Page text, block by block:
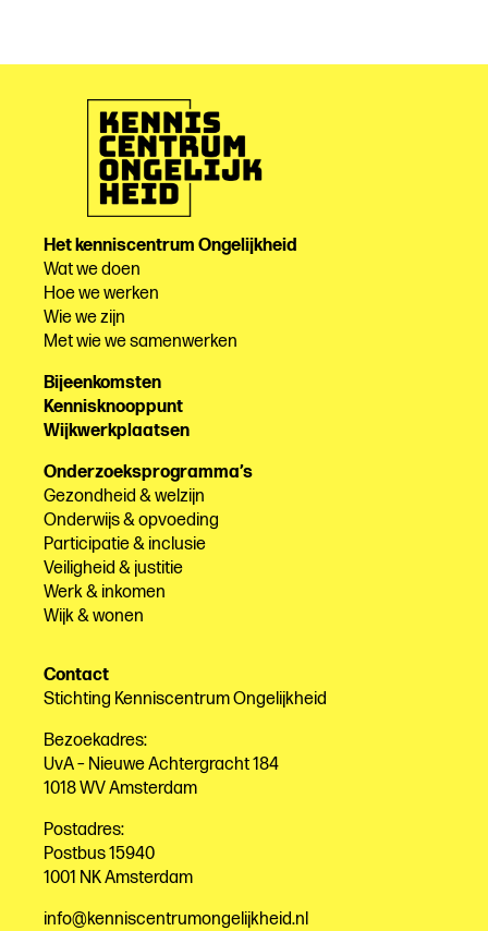
Het kenniscentrum Ongelijkheid
Wat we doen
Hoe we werken
Wie we zijn
Met wie we samenwerken
Bijeenkomsten
Kennisknooppunt
Wijkwerkplaatsen
Onderzoeksprogramma’s
Gezondheid & welzijn
Onderwijs & opvoeding
Participatie & inclusie
Veiligheid & justitie
Werk & inkomen
Wijk & wonen
Contact
Stichting Kenniscentrum Ongelijkheid
Bezoekadres:
UvA – Nieuwe Achtergracht 184
1018 WV Amsterdam
Postadres:
Postbus 15940
1001 NK Amsterdam
info@kenniscentrumongelijkheid.nl